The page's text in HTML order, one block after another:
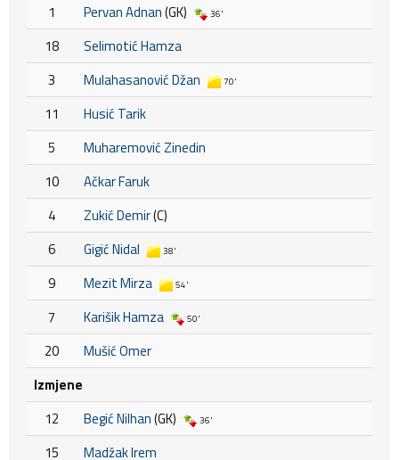
1 Pervan Adnan(GK) 36'
18
Selimotić Hamza
3
Mulahasanović Džan 70'
11
Husić Tarik
5
Muharemović Zinedin
10
Ačkar Faruk
4
Zukić Demir(C)
6
Gigić Nidal 38'
9 Mezit Mirza 54'
7 Karišik Hamza 50'
20
Mušić Omer
Izmjene
12
Begić Nilhan(GK) 36'
15 Madžak Irem